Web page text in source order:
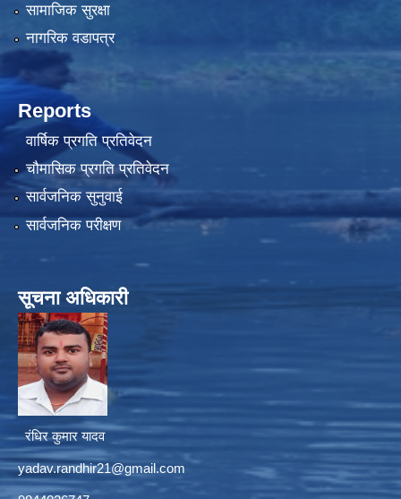
सामाजिक सुरक्षा
नागरिक वडापत्र
Reports
वार्षिक प्रगति प्रतिवेदन
चौमासिक प्रगति प्रतिवेदन
सार्वजनिक सुनुवाई
सार्वजनिक परीक्षण
सूचना अधिकारी
रंधिर कुमार यादव
yadav.randhir21@gmail.com